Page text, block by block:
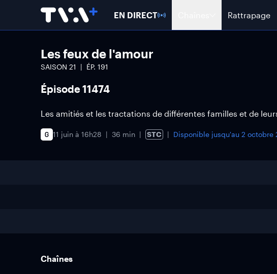
EN DIRECT Rattrapage
Les feux de l'amour
SAISON 21 ÉP. 191
Épisode 11474
Les amitiés et les tractations de différentes familles et de
11 juin à 16h28 36 min STC Disponible jusqu'au 2 octobre
Chaînes